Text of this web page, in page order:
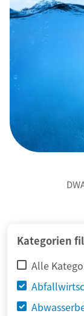
Kategorien
Alle